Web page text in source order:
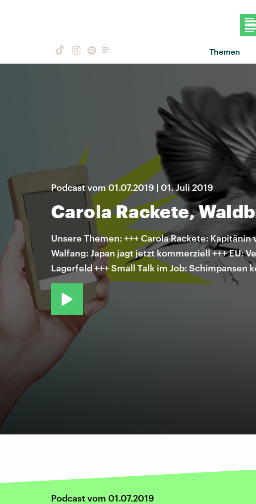
Themen
Podcast vom 01.07.2019 | 01. Juli 2019
Carola Rackete,
Unsere Themen: +++ Carola Rackete:
Walfang: Japan jagt jetzt kommerziell +++ EU:
Lagerfeld +++ Small Talk im Job: Schimpansen
Podcast vom 01.07.2019